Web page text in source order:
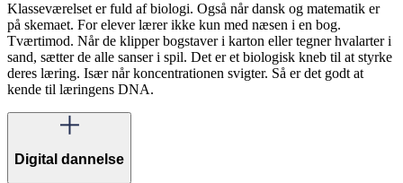
Klasseværelset er fuld af biologi. Også når dansk og matematik er
på skemaet. For elever lærer ikke kun med næsen i en bog.
Tværtimod. Når de klipper bogstaver i karton eller tegner hvalarter i
sand, sætter de alle sanser i spil. Det er et biologisk kneb til at styrke
deres læring. Især når koncentrationen svigter. Så er det godt at
kende til læringens DNA.
Digital dannelse